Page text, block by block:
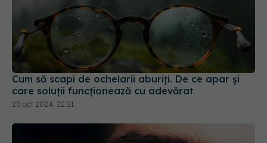
Cum să scapi de ochelarii aburiți. De ce apar și
care soluții funcționează cu adevărat
20 oct 2024, 22:21